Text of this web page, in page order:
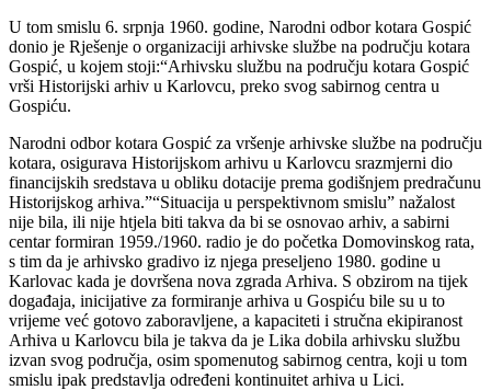
U tom smislu 6. srpnja 1960. godine, Narodni odbor kotara Gospić
donio je Rješenje o organizaciji arhivske službe na području kotara
Gospić, u kojem stoji:“Arhivsku službu na području kotara Gospić
vrši Historijski arhiv u Karlovcu, preko svog sabirnog centra u
Gospiću.
Narodni odbor kotara Gospić za vršenje arhivske službe na području
kotara, osigurava Historijskom arhivu u Karlovcu srazmjerni dio
financijskih sredstava u obliku dotacije prema godišnjem predračunu
Historijskog arhiva.”“Situacija u perspektivnom smislu” nažalost
nije bila, ili nije htjela biti takva da bi se osnovao arhiv, a sabirni
centar formiran 1959./1960. radio je do početka Domovinskog rata,
s tim da je arhivsko gradivo iz njega preseljeno 1980. godine u
Karlovac kada je dovršena nova zgrada Arhiva. S obzirom na tijek
događaja, inicijative za formiranje arhiva u Gospiću bile su u to
vrijeme već gotovo zaboravljene, a kapaciteti i stručna ekipiranost
Arhiva u Karlovcu bila je takva da je Lika dobila arhivsku službu
izvan svog područja, osim spomenutog sabirnog centra, koji u tom
smislu ipak predstavlja određeni kontinuitet arhiva u Lici.